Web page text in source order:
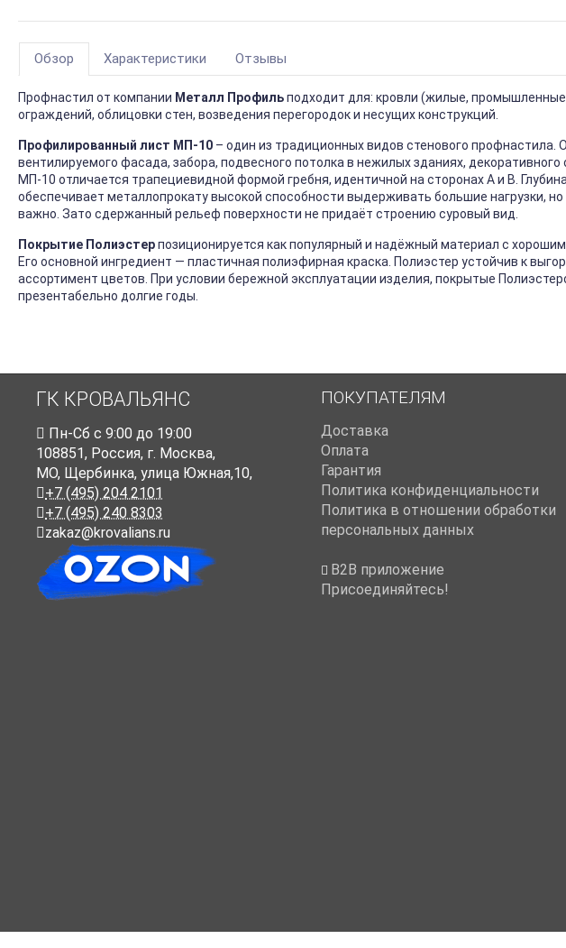
Обзор Характеристики Отзывы
Профнастил от компании Металл Профильподходит для: кровли (жилые,
ограждений, облицовки стен, возведения перегородок и несущих конструкций.
Профилированный лист МП-10 – один из традиционных видов стенового профнастила.
вентилируемого фасада, забора, подвесного потолка в нежилых зданиях,
МП-10 отличается трапециевидной формой гребня, идентичной на сторонах А и В.
обеспечивает металлопрокату высокой способности выдерживать большие нагрузки,
важно. Зато сдержанный рельеф поверхности не придаёт строению суровый вид.
Покрытие Полиэстерпозиционируется как популярный и надёжный материал с
Его основной ингредиент — пластичная полиэфирная краска. Полиэстер устойчив к
ассортимент цветов. При условии бережной эксплуатации изделия, покрытые
презентабельно долгие годы.
ГК КРОВАЛЬЯНС
Пн-Cб с 9:00 до 19:00
108851, Россия, г. Москва,
МО, Щербинка, улица Южная,10,
+7 (495) 204 2101
+7 (495) 240 8303
zakaz@krovalians.ru
ПОКУПАТЕЛЯМ
Доставка
Оплата
Гарантия
Политика конфиденциальности
Политика в отношении обработки
персональных данных
B2B приложение
Присоединяйтесь!